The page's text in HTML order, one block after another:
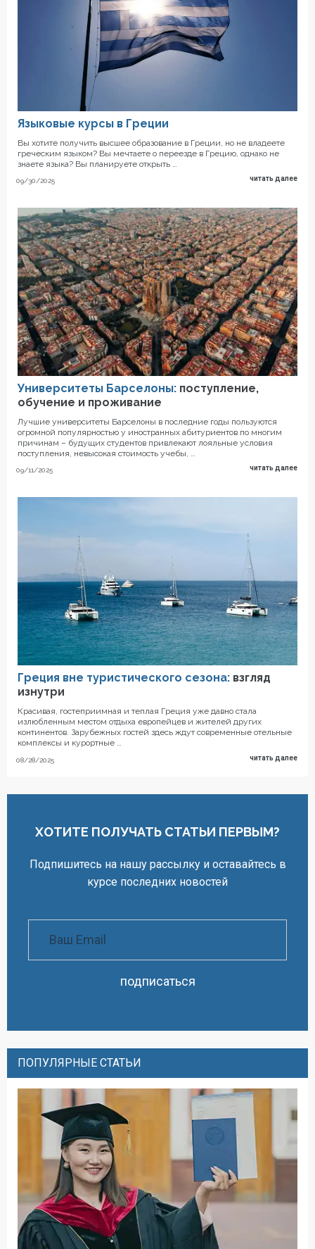
Языковые курсы в Греции
09/30/2025
Вы хотите получить высшее образование в Греции, но не владеете
греческим языком? Вы мечтаете о переезде в Грецию, однако не
знаете языка? Вы планируете открыть …
читать далее
Университеты Барселоны: поступление,
обучение и проживание
09/11/2025
Лучшие университеты Барселоны в последние годы пользуются
огромной популярностью у иностранных абитуриентов по многим
причинам – будущих студентов привлекают лояльные условия
поступления, невысокая стоимость учебы, …
читать далее
Греция вне туристического сезона: взгляд
изнутри
08/28/2025
Красивая, гостеприимная и теплая Греция уже давно стала
излюбленным местом отдыха европейцев и жителей других
континентов. Зарубежных гостей здесь ждут современные отельные
комплексы и курортные …
читать далее
ХОТИТЕ ПОЛУЧАТЬ СТАТЬИ ПЕРВЫМ?
Подпишитесь на нашу рассылку и оставайтесь в
курсе последних новостей
подписаться
ПОПУЛЯРНЫЕ СТАТЬИ